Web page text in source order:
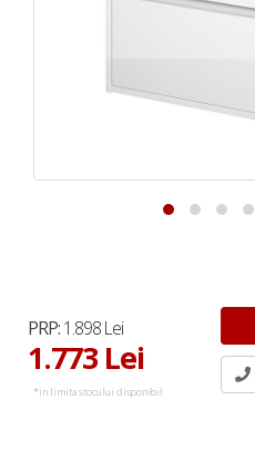
PRP:1.898 Lei
1.773 Lei
*in limita stocului disponibil